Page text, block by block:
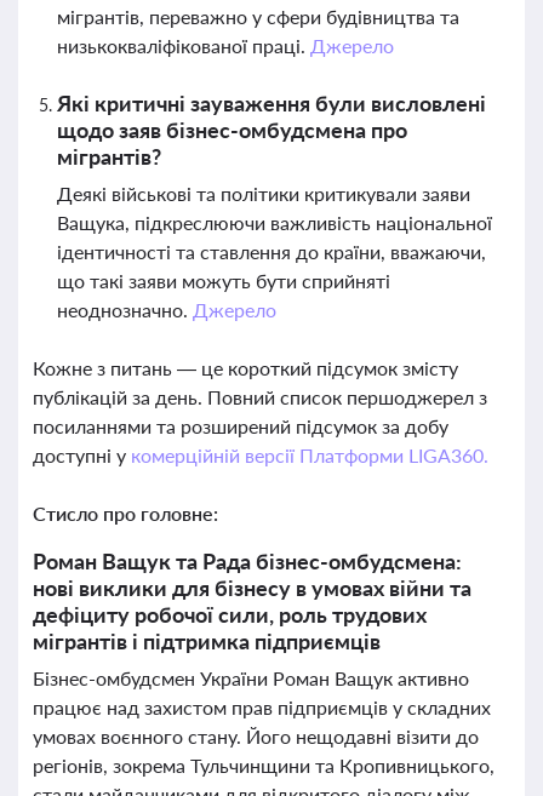
мігрантів, переважно у сфери будівництва та
низькокваліфікованої праці. Джерело
Які критичні зауваження були висловлені
щодо заяв бізнес-омбудсмена про
мігрантів?
Деякі військові та політики критикували заяви
Ващука, підкреслюючи важливість національної
ідентичності та ставлення до країни, вважаючи,
що такі заяви можуть бути сприйняті
неоднозначно. Джерело
Кожне з питань — це короткий підсумок змісту
публікацій за день. Повний список першоджерел з
посиланнями та розширений підсумок за добу
доступні у комерційній версії Платформи LIGA360.
Стисло про головне:
Роман Ващук та Рада бізнес-омбудсмена:
нові виклики для бізнесу в умовах війни та
дефіциту робочої сили, роль трудових
мігрантів і підтримка підприємців
Бізнес-омбудсмен України Роман Ващук активно
працює над захистом прав підприємців у складних
умовах воєнного стану. Його нещодавні візити до
регіонів, зокрема Тульчинщини та Кропивницького,